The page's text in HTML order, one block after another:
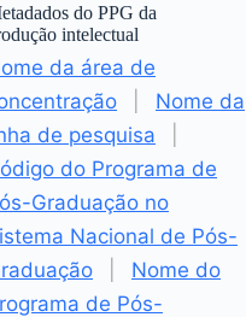
do PPG da
intelectual
da área de
Nome da
de pesquisa
do Programa de
Graduação no
Nacional de Pós-
Nome do
de Pós-